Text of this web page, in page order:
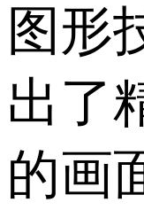
图形
出了
的画